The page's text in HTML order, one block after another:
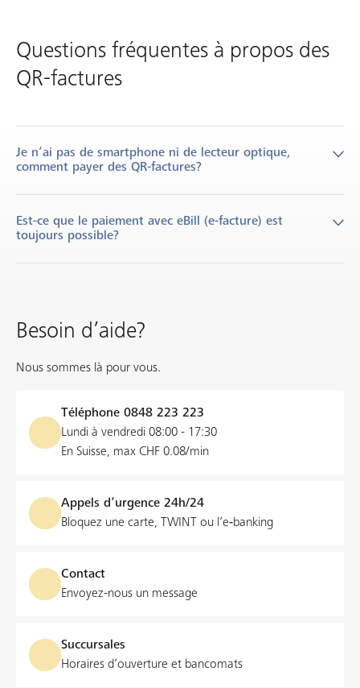
Questions fréquentes à propos des
QR-factures
Je n’ai pas de smartphone ni de lecteur optique,
comment payer des QR-factures?
pouvez payer votre QR-facture en saisissant manuellement les
données dans votre e-banking ou effectuer le paiement par
ordre JET.
Est-ce que le paiement avec eBill (e-facture) est
toujours possible?
Besoin d’aide?
Nous sommes là pour vous.
Téléphone 0848 223 223
Lundi à vendredi 08:00 - 17:30
En Suisse, max CHF 0.08/min
Appels d’urgence 24h/24
Bloquez une carte, TWINT ou l’e‑banking
Contact
Envoyez-nous un message
Succursales
Horaires d’ouverture et bancomats